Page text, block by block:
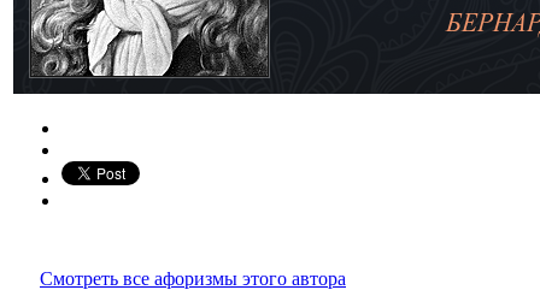
Смотреть все афоризмы этого автора